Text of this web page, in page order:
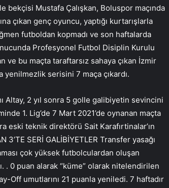
bekçisi Mustafa Çalışkan, Boluspor maçında
çıkan genç oyuncu, yaptığı kurtarışlarla
futboldan kopmadı ve son haftalarda
Profesyonel Futbol Disiplin Kurulu
ve bu maçta taraftarsız sahaya çıkan İzmir
yenilmezlik serisini 7 maça çıkardı.
Altay, 2 yıl sonra 5 golle galibiyetin sevincini
1. Lig’de 7 Mart 2021’de oynanan maçta
eski teknik direktörü Sait Karafırtinalar’ın
3’TE SERİ GALİBİYETLER Transfer yasağı
çok yüksek futbolculardan oluşan
. 0 puan alarak “küme” olarak nitelendirilen
Off umutlarını 21 puanla yeniledi. 7 haftadır